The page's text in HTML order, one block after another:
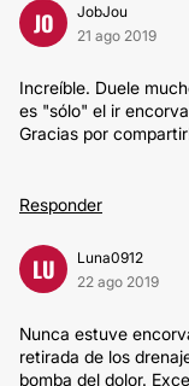
JO
JobJou
21 ago 2019
Increíble. Duele
es "sólo" el ir
Gracias por
Responder
LU
Luna0912
22 ago 2019
Nunca estuve
retirada de los
bomba del dolor.